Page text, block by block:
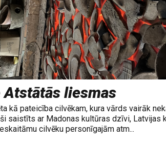
Atstātās liesmas
kā pateicība cilvēkam, kura vārds vairāk
saistīts ar Madonas kultūras dzīvi, Latvijas
cilvēku personīgajām atm...